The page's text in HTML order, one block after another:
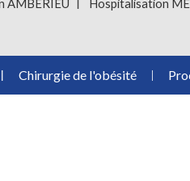
AMBÉRIEU Hospitalisation
Chirurgie de l'obésité